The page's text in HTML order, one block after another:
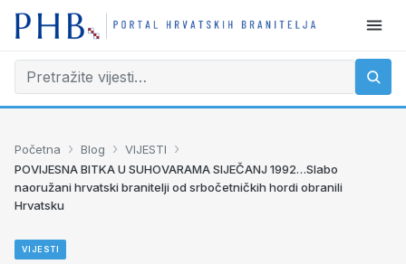
Početna › Blog › VIJESTI ›
POVIJESNA BITKA U SUHOVARAMA SIJEČANJ 1992…Slabo
naoružani hrvatski branitelji od srbočetničkih hordi obranili
Hrvatsku
VIJESTI